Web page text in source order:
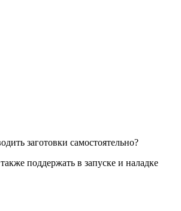
заготовки самостоятельно?
поддержать в запуске и наладке